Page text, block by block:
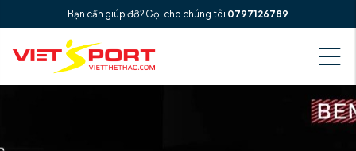
Bạn cần giúp đỡ? Gọi cho chúng tôi 0797126789